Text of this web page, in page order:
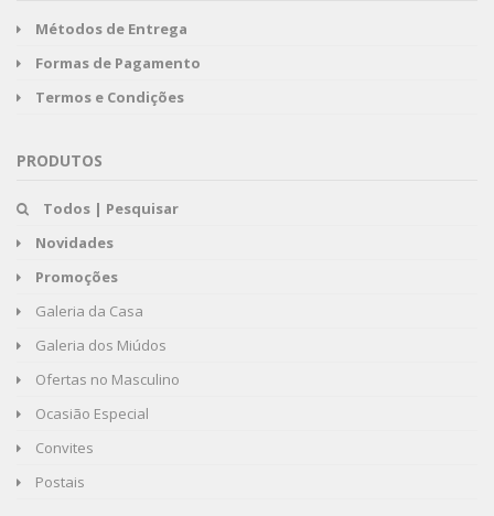
Métodos de Entrega
Formas de Pagamento
Termos e Condições
PRODUTOS
Todos | Pesquisar
Novidades
Promoções
Galeria da Casa
Galeria dos Miúdos
Ofertas no Masculino
Ocasião Especial
Convites
Postais